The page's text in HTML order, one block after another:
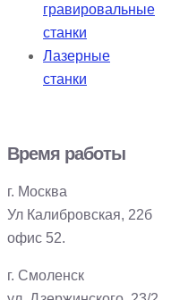
гравировальные
станки
Лазерные
станки
Время работы
г. Москва
Ул Калибровская, 22б
офис 52.
г. Смоленск